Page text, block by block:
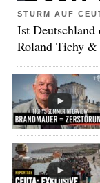
STURM AUF
Ist Deutschland
Roland Tichy